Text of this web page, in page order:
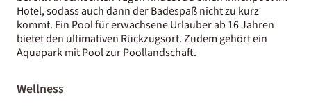
Hotel, sodass auch dann der Badespaß nicht zu kurz
kommt. Ein Pool für erwachsene Urlauber ab 16 Jahren
bietet den ultimativen Rückzugsort. Zudem gehört ein
Aquapark mit Pool zur Poollandschaft.
Wellness